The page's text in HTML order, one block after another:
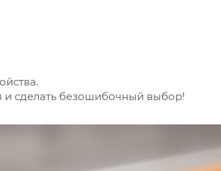
и сделать безошибочный выбор!